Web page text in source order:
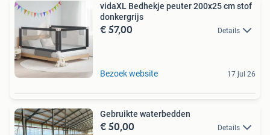
vidaXL Bedhekje peuter 200x25 cm stof
donkergrijs
€ 57,00 Details
Bezoek website 17 jul 26
Gebruikte waterbedden
€ 50,00 Details